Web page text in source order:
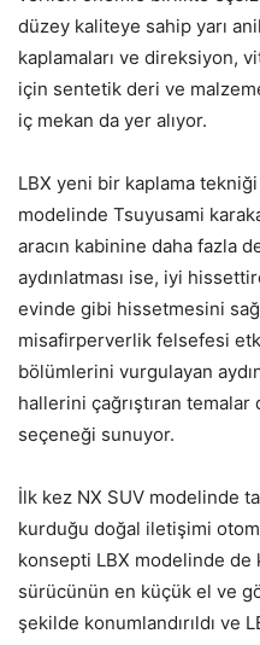
düzey kaliteye sahip yarı
kaplamaları ve direksiyon,
için sentetik deri ve
iç mekan da yer alıyor.
LBX yeni bir kaplama
modelinde Tsuyusami
aracın kabinine daha fazla
aydınlatması ise, iyi
evinde gibi hissetmesini
misafirperverlik felsefesi
bölümlerini vurgulayan
hallerini çağrıştıran
seçeneği sunuyor.
İlk kez NX SUV modelinde
kurduğu doğal iletişimi
konsepti LBX modelinde de
sürücünün en küçük el ve
şekilde konumlandırıldı ve